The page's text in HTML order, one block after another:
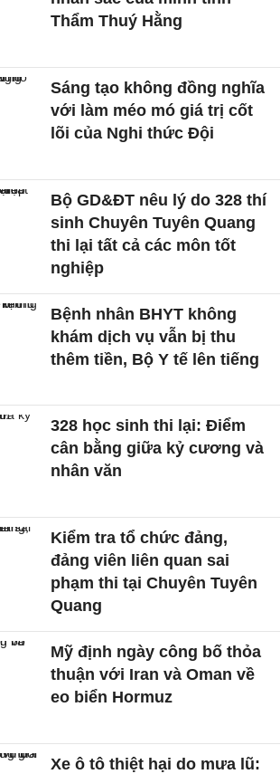
Thẩm Thuý Hằng
Sáng tạo không đồng nghĩa
với làm méo mó giá trị cốt
lõi của Nghi thức Đội
Bộ GD&ĐT nêu lý do 328 thí
sinh Chuyên Tuyên Quang
thi lại tất cả các môn tốt
nghiệp
Bệnh nhân BHYT không
khám dịch vụ vẫn bị thu
thêm tiền, Bộ Y tế lên tiếng
328 học sinh thi lại: Điểm
cân bằng giữa kỷ cương và
nhân văn
Kiểm tra tổ chức đảng,
đảng viên liên quan sai
phạm thi tại Chuyên Tuyên
Quang
Mỹ định ngày công bố thỏa
thuận với Iran và Oman về
eo biển Hormuz
Xe ô tô thiệt hại do mưa lũ: